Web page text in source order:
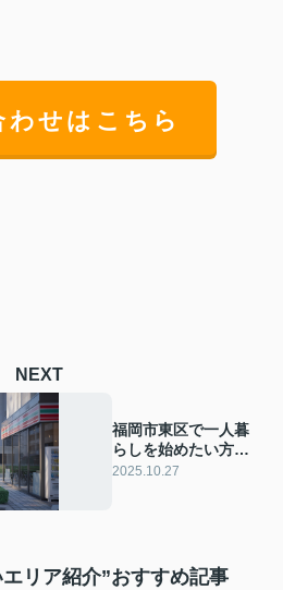
わせはこちら
NEXT
福岡市東区で一人暮
らしを始めたい方必
見！人気エリアの特
2025.10.27
リア紹介”おすすめ記事